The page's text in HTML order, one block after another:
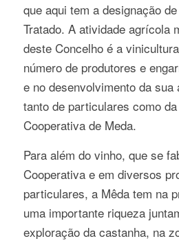
que aqui tem a designação
Tratado. A atividade agrícola
deste Concelho é a
número de produtores e
e no desenvolvimento da
tanto de particulares como
Cooperativa de Meda.
Para além do vinho, que se
Cooperativa e em diversos
particulares, a Mêda tem na
uma importante riqueza
exploração da castanha, na